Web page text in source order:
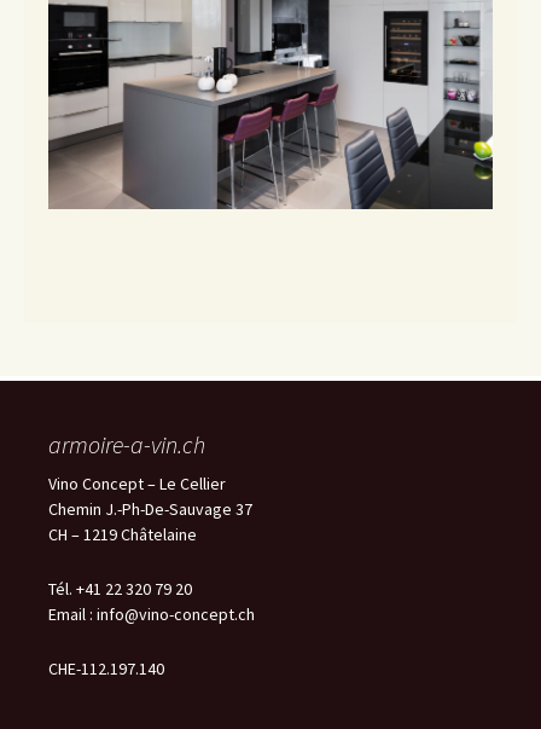
armoire-a-vin.ch
Vino Concept – Le Cellier
Chemin J.-Ph-De-Sauvage 37
CH – 1219 Châtelaine
Tél. +41 22 320 79 20
Email : info@vino-concept.ch
CHE-112.197.140